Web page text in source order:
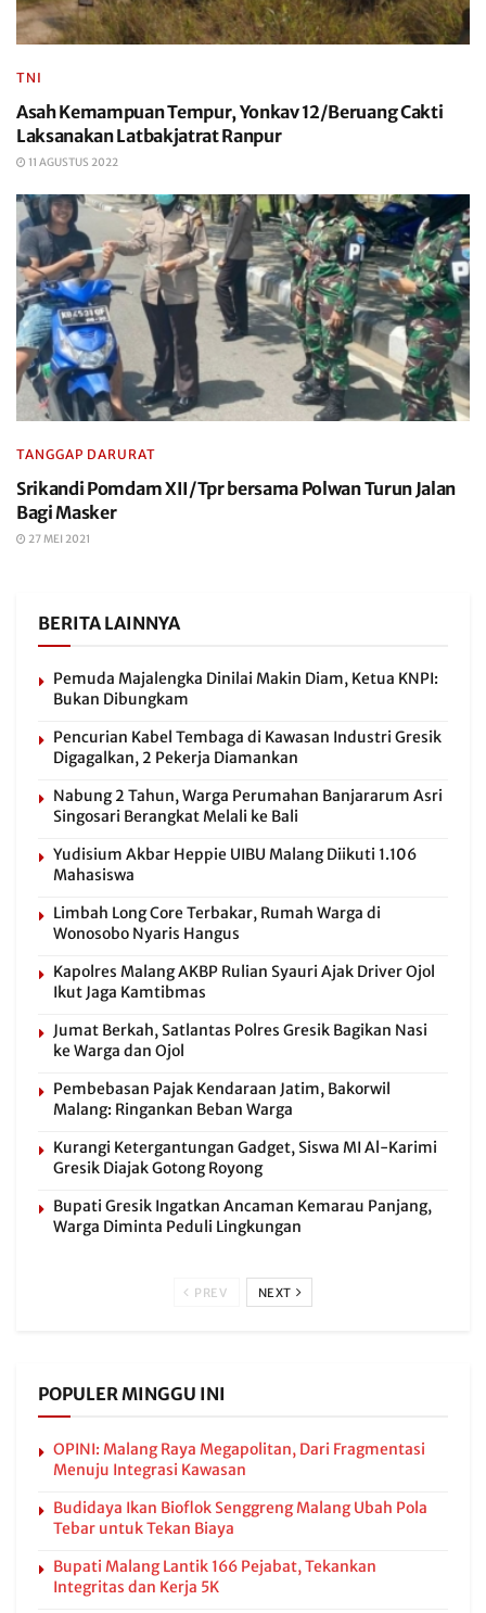
TNI
Asah Kemampuan Tempur, Yonkav 12/Beruang Cakti
Laksanakan Latbakjatrat Ranpur
11 AGUSTUS 2022
TANGGAP DARURAT
Srikandi Pomdam XII/Tpr bersama Polwan Turun Jalan
Bagi Masker
27 MEI 2021
BERITA LAINNYA
Pemuda Majalengka Dinilai Makin Diam, Ketua KNPI:
Bukan Dibungkam
Pencurian Kabel Tembaga di Kawasan Industri Gresik
Digagalkan, 2 Pekerja Diamankan
Nabung 2 Tahun, Warga Perumahan Banjararum Asri
Singosari Berangkat Melali ke Bali
Yudisium Akbar Heppie UIBU Malang Diikuti 1.106
Mahasiswa
Limbah Long Core Terbakar, Rumah Warga di
Wonosobo Nyaris Hangus
Kapolres Malang AKBP Rulian Syauri Ajak Driver Ojol
Ikut Jaga Kamtibmas
Jumat Berkah, Satlantas Polres Gresik Bagikan Nasi
ke Warga dan Ojol
Pembebasan Pajak Kendaraan Jatim, Bakorwil
Malang: Ringankan Beban Warga
Kurangi Ketergantungan Gadget, Siswa MI Al-Karimi
Gresik Diajak Gotong Royong
Bupati Gresik Ingatkan Ancaman Kemarau Panjang,
Warga Diminta Peduli Lingkungan
PREV NEXT
POPULER MINGGU INI
OPINI: Malang Raya Megapolitan, Dari Fragmentasi
Menuju Integrasi Kawasan
Budidaya Ikan Bioflok Senggreng Malang Ubah Pola
Tebar untuk Tekan Biaya
Bupati Malang Lantik 166 Pejabat, Tekankan
Integritas dan Kerja 5K